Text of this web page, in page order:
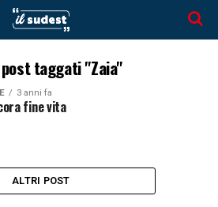
taggati "Zaia"
3 anni fa
fine vita
ALTRI POST